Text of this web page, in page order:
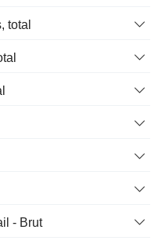
total
- Brut